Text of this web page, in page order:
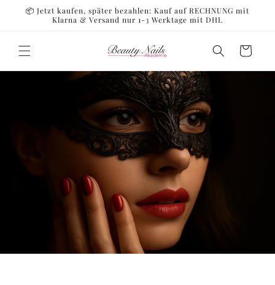
zum
📦 Jetzt kaufen, später bezahlen: Kauf auf RECHNUNG mit
Klarna & Versand nur 1-3 Werktage mit DHL
Warenkorb